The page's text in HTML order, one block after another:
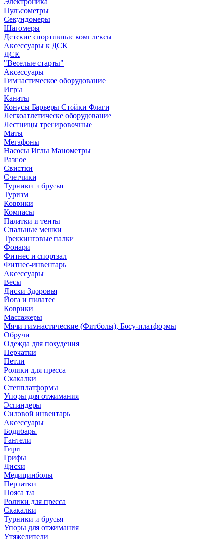
Электроника
Пульсометры
Секундомеры
Шагомеры
Детские спортивные комплексы
Аксессуары к ДСК
ДСК
"Веселые старты"
Аксессуары
Гимнастическое оборудование
Игры
Канаты
Конусы Барьеры Стойки Флаги
Легкоатлетическе оборудование
Лестницы тренировочные
Маты
Мегафоны
Насосы Иглы Манометры
Разное
Свистки
Счетчики
Турники и брусья
Туризм
Коврики
Компасы
Палатки и тенты
Спальные мешки
Треккинговые палки
Фонари
Фитнес и спортзал
Фитнес-инвентарь
Аксессуары
Весы
Диски Здоровья
Йога и пилатес
Коврики
Массажеры
Мячи гимнастические (Фитболы), Босу-платформы
Обручи
Одежда для похудения
Перчатки
Петли
Ролики для пресса
Скакалки
Степплатформы
Упоры для отжимания
Эспандеры
Силовой инвентарь
Аксессуары
Бодибары
Гантели
Гири
Грифы
Диски
Медицинболы
Перчатки
Пояса т/а
Ролики для пресса
Скакалки
Турники и брусья
Упоры для отжимания
Утяжелители